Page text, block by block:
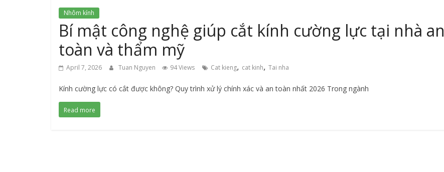
Nhôm kính
Bí mật công nghệ giúp cắt kính cường lực tại nhà an
toàn và thẩm mỹ
April 7, 2026 Tuan Nguyen 94 Views Cat kieng, cat kinh, Tai nha
Kính cường lực có cắt được không? Quy trình xử lý chính xác và an toàn nhất 2026 Trong ngành
Read more